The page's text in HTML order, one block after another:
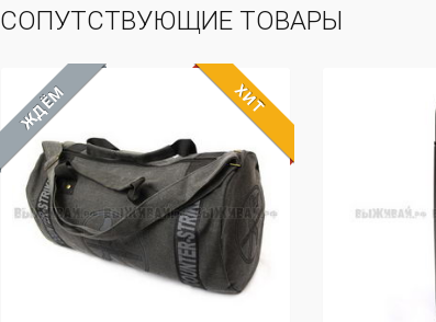
СОПУТСТВУЮЩИЕ ТОВАРЫ
ЖДЁМ ХИТ